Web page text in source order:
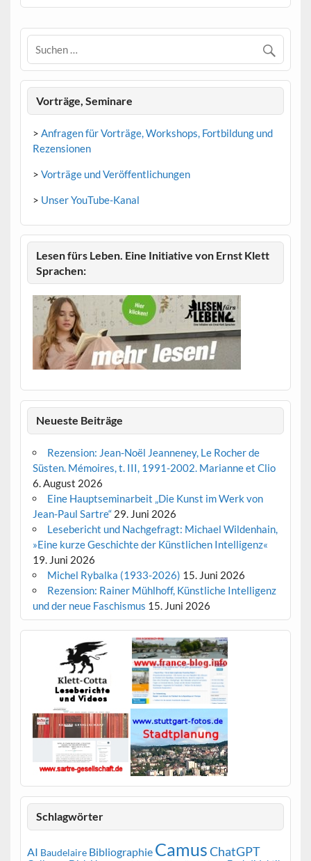
Vorträge, Seminare
> Anfragen für Vorträge, Workshops, Fortbildung und
Rezensionen
> Vorträge und Veröffentlichungen
> Unser YouTube-Kanal
Lesen fürs Leben. Eine Initiative von Ernst Klett
Sprachen:
Neueste Beiträge
Rezension: Jean-Noël Jeanneney, Le Rocher de
Süsten. Mémoires, t. III, 1991-2002. Marianne et Clio
6. August 2026
Eine Hauptseminarbeit „Die Kunst im Werk von
Jean-Paul Sartre“ 29. Juni 2026
Lesebericht und Nachgefragt: Michael Wildenhain,
»Eine kurze Geschichte der Künstlichen Intelligenz«
19. Juni 2026
Michel Rybalka (1933-2026) 15. Juni 2026
Rezension: Rainer Mühlhoff, Künstliche Intelligenz
und der neue Faschismus 15. Juni 2026
Schlagwörter
AI Baudelaire Bibliographie CamusChatGPT